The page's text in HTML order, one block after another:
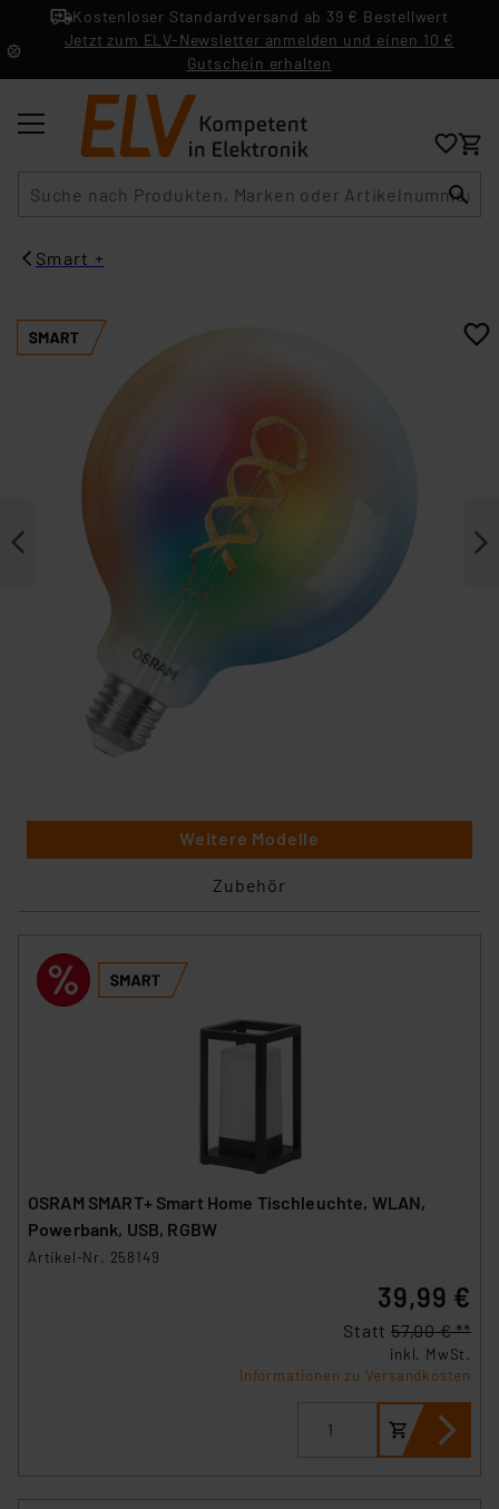
Kostenloser Standardversand ab 39 € Bestellwert
Jetzt zum ELV-Newsletter anmelden und einen 10 €
Gutschein erhalten
Smart +
Weitere Modelle
Zubehör
OSRAM SMART+ Smart Home Tischleuchte, WLAN,
Powerbank, USB, RGBW
Artikel-Nr. 258149
39,99 €
Statt 57,00 € **
inkl. MwSt.
Informationen zu Versandkosten